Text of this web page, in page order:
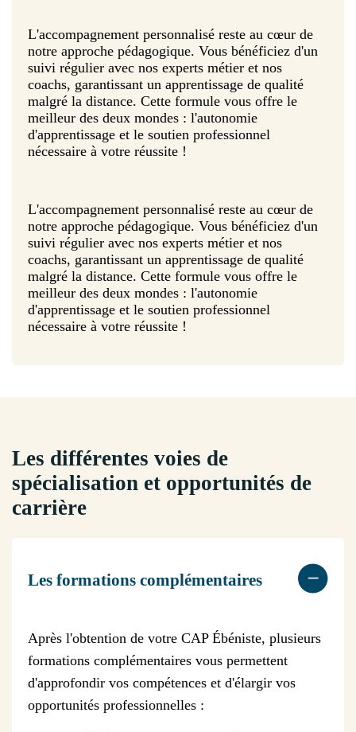
L'accompagnement personnalisé reste au cœur de
notre approche pédagogique. Vous bénéficiez d'un
suivi régulier avec nos experts métier et nos
coachs, garantissant un apprentissage de qualité
malgré la distance. Cette formule vous offre le
meilleur des deux mondes : l'autonomie
d'apprentissage et le soutien professionnel
nécessaire à votre réussite !
L'accompagnement personnalisé reste au cœur de
notre approche pédagogique. Vous bénéficiez d'un
suivi régulier avec nos experts métier et nos
coachs, garantissant un apprentissage de qualité
malgré la distance. Cette formule vous offre le
meilleur des deux mondes : l'autonomie
d'apprentissage et le soutien professionnel
nécessaire à votre réussite !
Les différentes voies de
spécialisation et opportunités de
carrière
Les formations complémentaires
Après l'obtention de votre CAP Ébéniste, plusieurs
formations complémentaires vous permettent
d'approfondir vos compétences et d'élargir vos
opportunités professionnelles :